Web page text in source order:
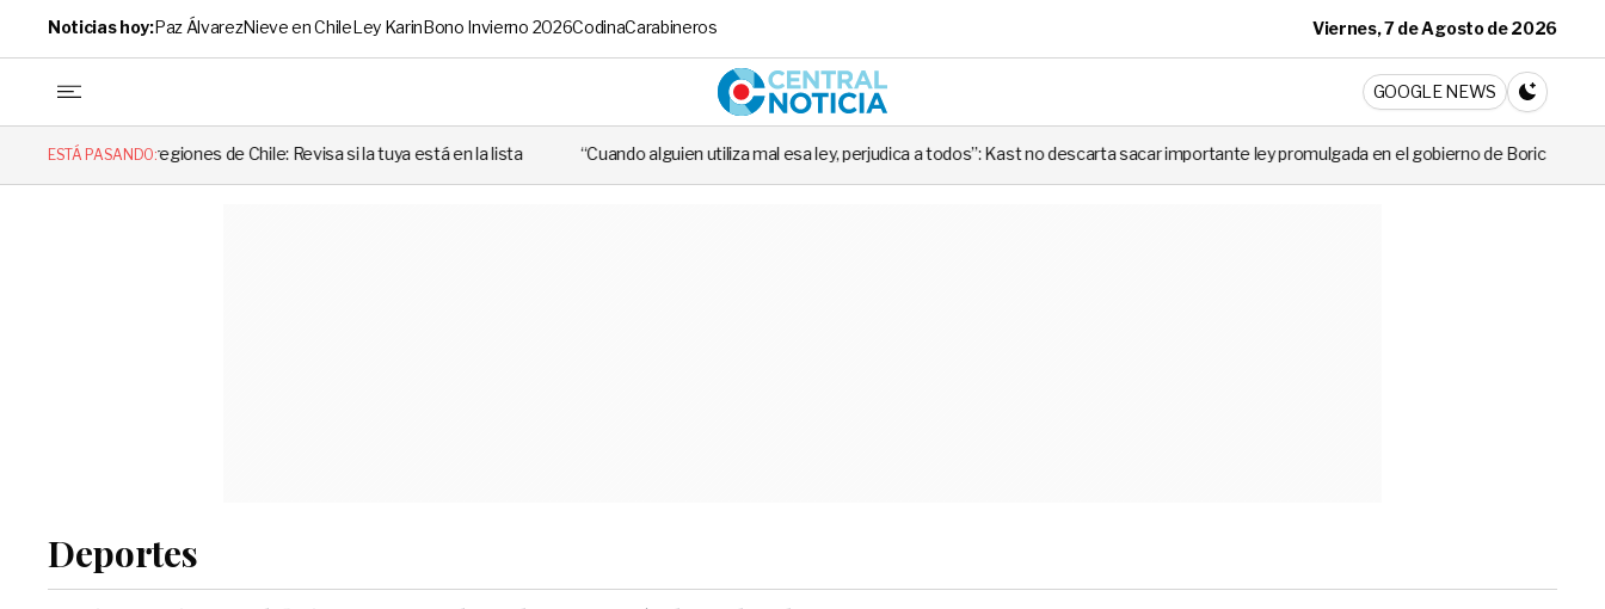
Noticias hoy:Paz ÁlvarezNieve en ChileLey KarinBono Invierno 2026CodinaCarabineros Viernes, 7 de Agosto de 2026
Central Noticia
GOOGLE NEWS
CAMBIA A
ESTÁ PASANDO:
de Chile: Revisa si la tuya está en la lista “Cuando alguien utiliza mal esa ley, perjudica a todos”: Kast no descarta sacar importante ley promulgada en el gobierno de Boric VIDEO | La guagua
Deportes